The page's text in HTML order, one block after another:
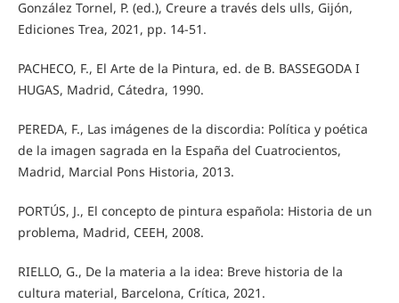
González Tornel, P. (ed.), Creure a través dels ulls, Gijón,
Ediciones Trea, 2021, pp. 14-51.
PACHECO, F., El Arte de la Pintura, ed. de B. BASSEGODA I
HUGAS, Madrid, Cátedra, 1990.
PEREDA, F., Las imágenes de la discordia: Política y poética
de la imagen sagrada en la España del Cuatrocientos,
Madrid, Marcial Pons Historia, 2013.
PORTÚS, J., El concepto de pintura española: Historia de un
problema, Madrid, CEEH, 2008.
RIELLO, G., De la materia a la idea: Breve historia de la
cultura material, Barcelona, Crítica, 2021.